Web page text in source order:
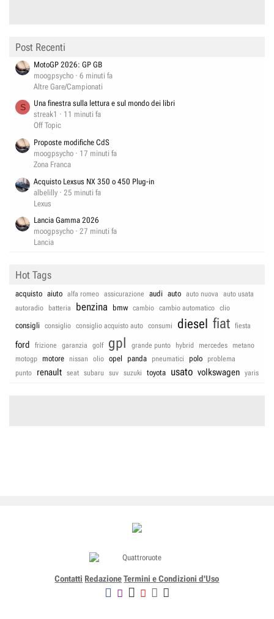
Post Recenti
MotoGP 2026: GP GB
moogpsycho
6 minuti fa
Altre Gare/Campionati
S
Una finestra sulla lettura e sul mondo dei libri
streak1
11 minuti fa
Off Topic
Proposte modifiche CdS
moogpsycho
17 minuti fa
Zona Franca
Acquisto Lexsus NX 350 o 450 Plug-in
albelilly
25 minuti fa
Lexus
Lancia Gamma 2026
moogpsycho
27 minuti fa
Lancia
Hot Tags
acquisto aiuto alfa romeo assicurazione audi auto auto nuova
auto usata
autoradio
batteria benzina bmw cambio cambio automatico clio
consigli consiglio consiglio acquisto auto consumi diesel fiat fiesta
ford frizione garanzia golf gpl grande punto hybrid mercedes
metano
motogp
motore nissan olio opel panda pneumatici polo
problema
punto
renault seat subaru suv suzuki toyota usato volkswagen yaris
Contatti Redazione Termini e Condizioni d'Uso